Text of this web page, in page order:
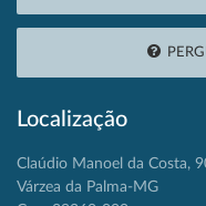
Localização
Claúdio Manoel da Costa,
Várzea da Palma-MG